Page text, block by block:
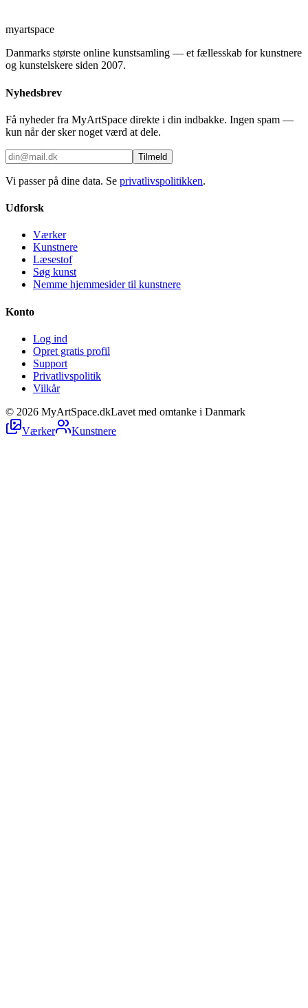
myartspace
Danmarks største online kunstsamling — et fællesskab for kunstnere
og kunstelskere siden 2007.
Nyhedsbrev
Få nyheder fra MyArtSpace direkte i din indbakke. Ingen spam —
kun når der sker noget værd at dele.
Tilmeld
Vi passer på dine data. Se privatlivspolitikken.
Udforsk
Værker
Kunstnere
Læsestof
Søg kunst
Nemme hjemmesider til kunstnere
Konto
Log ind
Opret gratis profil
Support
Privatlivspolitik
Vilkår
© 2026 MyArtSpace.dkLavet med omtanke i Danmark
Værker
Kunstnere